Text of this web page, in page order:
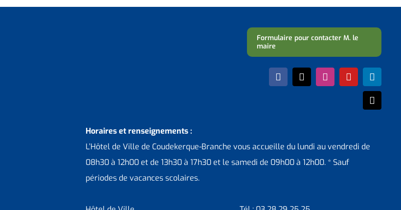
Formulaire pour contacter M. le
maire
Horaires et renseignements :
L’Hôtel de Ville de Coudekerque-Branche vous accueille du lundi au vendredi de
08h30 à 12h00 et de 13h30 à 17h30 et le samedi de 09h00 à 12h00. * Sauf
périodes de vacances scolaires.